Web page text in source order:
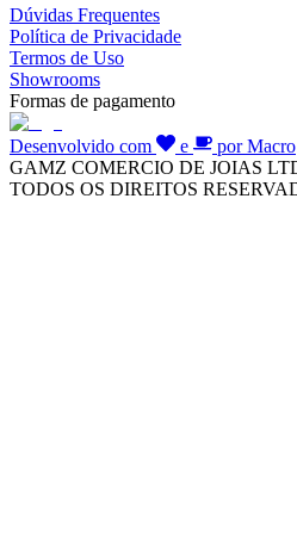
Dúvidas Frequentes
Política de Privacidade
Termos de Uso
Showrooms
Formas de pagamento
Desenvolvido com e
por Macro
GAMZ COMERCIO DE JOIAS
TODOS OS DIREITOS